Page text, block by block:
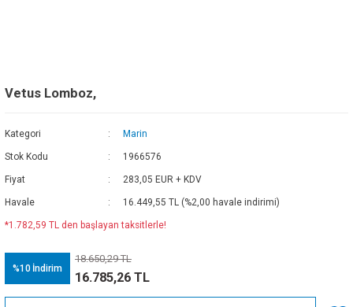
Vetus Lomboz,
Kategori Marin
Stok Kodu 1966576
Fiyat 283,05 EUR + KDV
Havale 16.449,55 TL (%2,00 havale indirimi)
*1.782,59 TL den başlayan taksitlerle!
%10 İndirim
18.650,29 TL
16.785,26 TL